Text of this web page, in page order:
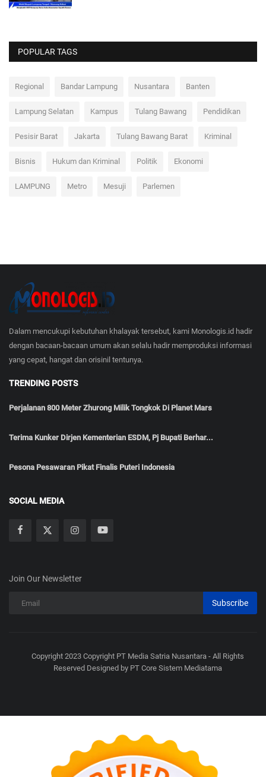
POPULAR TAGS
Regional Bandar Lampung Nusantara Banten
Lampung Selatan Kampus Tulang Bawang Pendidikan
Pesisir Barat Jakarta Tulang Bawang Barat Kriminal
Bisnis Hukum dan Kriminal Politik Ekonomi
LAMPUNG Metro Mesuji Parlemen
Dalam mencukupi kebutuhan khalayak tersebut, kami Monologis.id hadir
dengan bacaan-bacaan umum akan selalu hadir memproduksi informasi
yang cepat, hangat dan orisinil tentunya.
TRENDING POSTS
Perjalanan 800 Meter Zhurong Milik Tongkok Di Planet Mars
Terima Kunker Dirjen Kementerian ESDM, Pj Bupati Berhar...
Pesona Pesawaran Pikat Finalis Puteri Indonesia
SOCIAL MEDIA
Join Our Newsletter
Subscribe
Copyright 2023 Copyright PT Media Satria Nusantara - All Rights
Reserved Designed by PT Core Sistem Mediatama